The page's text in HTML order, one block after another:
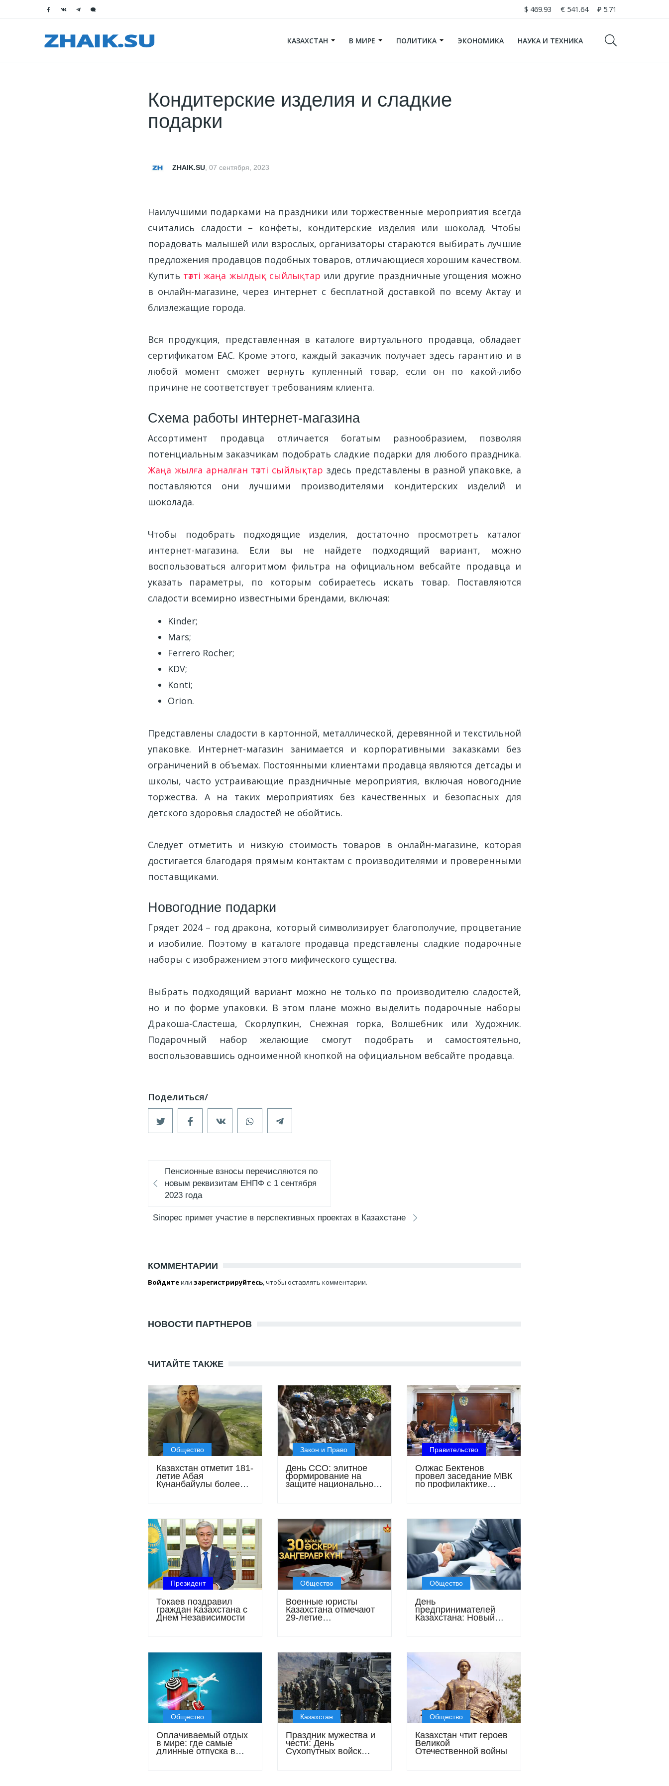
$ 469.93 € 541.64 ₽ 5.71
КАЗАХСТАН В МИРЕ ПОЛИТИКА ЭКОНОМИКА НАУКА И ТЕХНИКА
Кондитерские изделия и сладкие
подарки
ZHAIK.SU, 07 сентября, 2023
Наилучшими подарками на праздники или торжественные мероприятия всегда
считались сладости – конфеты, кондитерские изделия или шоколад. Чтобы
порадовать малышей или взрослых, организаторы стараются выбирать лучшие
предложения продавцов подобных товаров, отличающиеся хорошим качеством.
Купить тәтті жаңа жылдық сыйлықтар или другие праздничные угощения можно
в онлайн-магазине, через интернет с бесплатной доставкой по всему Актау и
близлежащие города.
Вся продукция, представленная в каталоге виртуального продавца, обладает
сертификатом ЕАС. Кроме этого, каждый заказчик получает здесь гарантию и в
любой момент сможет вернуть купленный товар, если он по какой-либо
причине не соответствует требованиям клиента.
Схема работы интернет-магазина
Ассортимент продавца отличается богатым разнообразием, позволяя
потенциальным заказчикам подобрать сладкие подарки для любого праздника.
Жаңа жылға арналған тәтті сыйлықтар здесь представлены в разной упаковке, а
поставляются они лучшими производителями кондитерских изделий и
шоколада.
Чтобы подобрать подходящие изделия, достаточно просмотреть каталог
интернет-магазина. Если вы не найдете подходящий вариант, можно
воспользоваться алгоритмом фильтра на официальном вебсайте продавца и
указать параметры, по которым собираетесь искать товар. Поставляются
сладости всемирно известными брендами, включая:
Kinder;
Mars;
Ferrero Rocher;
KDV;
Konti;
Orion.
Представлены сладости в картонной, металлической, деревянной и текстильной
упаковке. Интернет-магазин занимается и корпоративными заказками без
ограничений в объемах. Постоянными клиентами продавца являются детсады и
школы, часто устраивающие праздничные мероприятия, включая новогодние
торжества. А на таких мероприятиях без качественных и безопасных для
детского здоровья сладостей не обойтись.
Следует отметить и низкую стоимость товаров в онлайн-магазине, которая
достигается благодаря прямым контактам с производителями и проверенными
поставщиками.
Новогодние подарки
Грядет 2024 – год дракона, который символизирует благополучие, процветание
и изобилие. Поэтому в каталоге продавца представлены сладкие подарочные
наборы с изображением этого мифического существа.
Выбрать подходящий вариант можно не только по производителю сладостей,
но и по форме упаковки. В этом плане можно выделить подарочные наборы
Дракоша-Сластеша, Скорлупкин, Снежная горка, Волшебник или Художник.
Подарочный набор желающие смогут подобрать и самостоятельно,
воспользовавшись одноименной кнопкой на официальном вебсайте продавца.
Пенсионные взносы перечисляются по
новым реквизитам ЕНПФ с 1 сентября
2023 года
Sinopec примет участие в перспективных проектах в Казахстане
КОММЕНТАРИИ
Войдитеили зарегистрируйтесь, чтобы оставлять комментарии.
НОВОСТИ ПАРТНЕРОВ
ЧИТАЙТЕ ТАКЖЕ
Общество
Казахстан отметит 181-
летие Абая
Кунанбайулы более
Закон и Право
День ССО: элитное
формирование на
защите национальной
Правительство
Олжас Бектенов
провел заседание МВК
по профилактике
Президент
Токаев поздравил
граждан Казахстана с
Днем Независимости
Общество
Военные юристы
Казахстана отмечают
29-летие
Общество
День
предпринимателей
Казахстана: Новый
Общество
Оплачиваемый отдых
в мире: где самые
длинные отпуска в
Казахстан
Праздник мужества и
чести: День
Сухопутных войск
Общество
Казахстан чтит героев
Великой
Отечественной войны